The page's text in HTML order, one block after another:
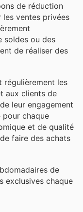
de réduction
ventes privées
soldes ou des
de réaliser des
régulièrement les
aux clients de
leur engagement
pour chaque
et de qualité
faire des achats
de
exclusives chaque